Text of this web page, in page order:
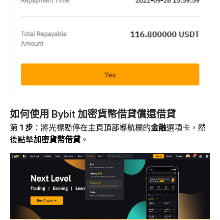
如何使用 Bybit 加密貨幣借貸償還借貸
第 1 步 ：將光標懸停在主頁頂部導航欄的金融選項卡，然
後點擊加密貨幣借貸 。